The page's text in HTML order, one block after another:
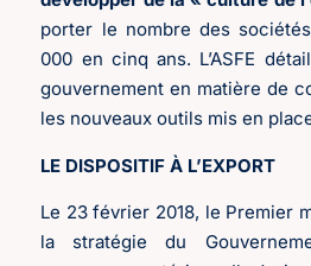
porter le nombre des
000 en cinq ans. L’ASFE
gouvernement en matière de
les nouveaux outils mis en
LE DISPOSITIF À L’EXPORT
Le 23 février 2018, le Premier
la stratégie du